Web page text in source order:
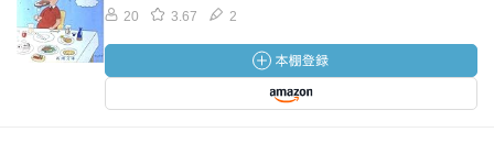
20 3.67 2